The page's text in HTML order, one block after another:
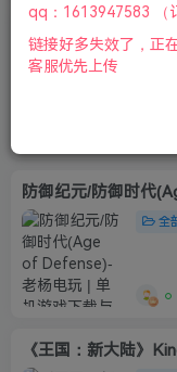
《地牢守护者》
防御纪元/防御时代
全
《王国：新大陆》
qq：1613947583 （
链接好多失效了，正
客服优先上传